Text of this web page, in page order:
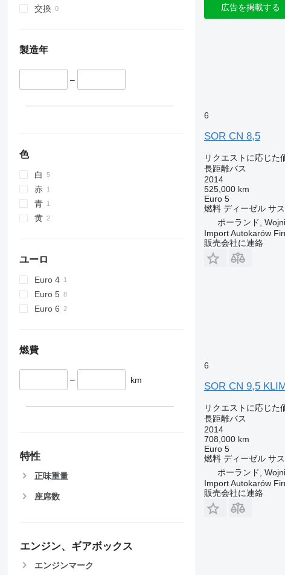
交換
製造年
–
色
白
赤
青
黄
ユーロ
Euro 4
Euro 5
Euro 6
燃費
– km
特性
正味重量
座席数
エンジン、ギアボックス
エンジンマーク
広告を掲載する
6
SOR CN 8,5
リクエストに応じた
長距離バス
2014
525,000 km
Euro 5
燃料 ディーゼル サ
ポーランド,
Import Autokarów
販売会社に連絡
6
SOR CN 9,5
リクエストに応じた
長距離バス
2014
708,000 km
Euro 5
燃料 ディーゼル サ
ポーランド,
Import Autokarów
販売会社に連絡